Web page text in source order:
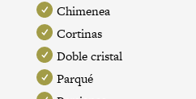
Chimenea
Cortinas
Doble cristal
Parqué